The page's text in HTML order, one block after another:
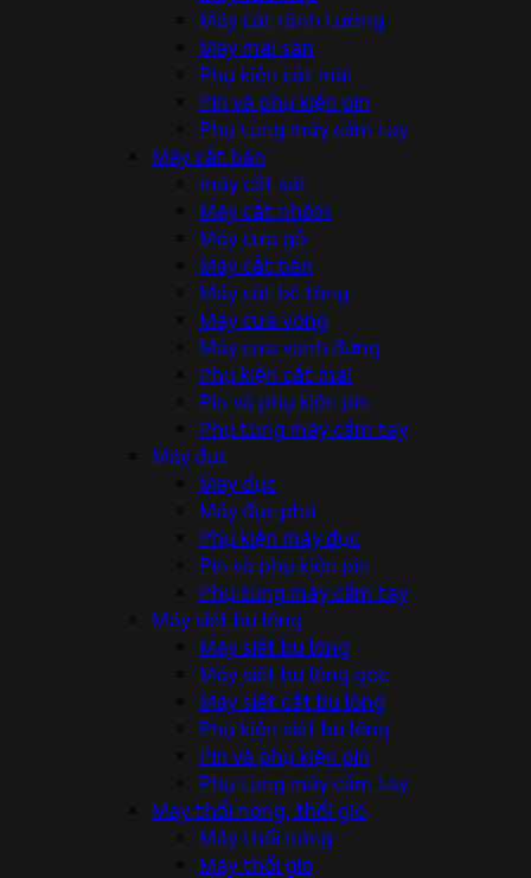
Máy cắt rãnh tường
Máy mài sàn
Phụ kiện cắt mài
Pin và phụ kiện pin
Phụ tùng máy cầm tay
Máy cắt bàn
máy cắt sắt
Máy cắt nhôm
Máy cưa gỗ
Máy cắt bàn
Máy cắt bê tông
Máy cưa vòng
Máy cưa vanh đứng
Phụ kiện cắt mài
Pin và phụ kiện pin
Phụ tùng máy cầm tay
Máy đục
Máy đục
Máy đục phá
Phụ kiện máy đục
Pin và phụ kiện pin
Phụ tùng máy cầm tay
Máy siết bu lông
Máy siết bu lông
Máy siết bu lông góc
Máy siết cắt bu lông
Phụ kiện siết bu lông
Pin và phụ kiện pin
Phụ tùng máy cầm tay
Máy thổi nóng, thổi gió
Máy thổi nóng
Máy thổi gió